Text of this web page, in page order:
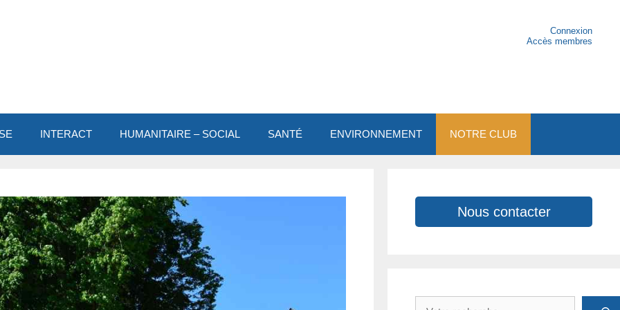
Connexion
Accès membres
INTERACT HUMANITAIRE – SOCIAL SANTÉ ENVIRONNEMENT NOTRE CLUB
Nous contacter